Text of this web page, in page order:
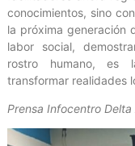
conocimientos, sino
la próxima generación
labor social,
rostro humano, es
transformar realidades
Prensa Infocentro